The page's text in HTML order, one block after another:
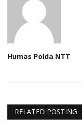
Humas Polda NTT
RELATED POSTING